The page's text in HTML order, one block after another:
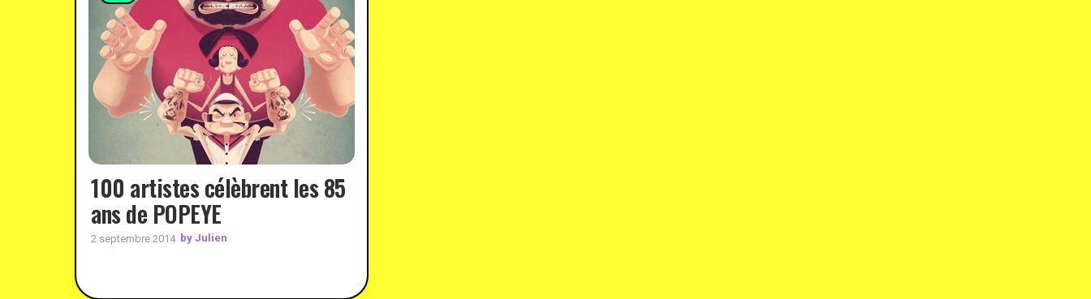
100 artistes célèbrent les 85
ans de POPEYE
2 septembre 2014 by Julien